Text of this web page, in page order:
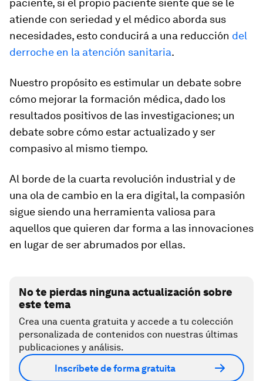
paciente, si el propio paciente siente que se le
atiende con seriedad y el médico aborda sus
necesidades, esto conducirá a una reducción del
derroche en la atención sanitaria.
Nuestro propósito es estimular un debate sobre
cómo mejorar la formación médica, dado los
resultados positivos de las investigaciones; un
debate sobre cómo estar actualizado y ser
compasivo al mismo tiempo.
Al borde de la cuarta revolución industrial y de
una ola de cambio en la era digital, la compasión
sigue siendo una herramienta valiosa para
aquellos que quieren dar forma a las innovaciones
en lugar de ser abrumados por ellas.
No te pierdas ninguna actualización sobre
este tema
Crea una cuenta gratuita y accede a tu colección
personalizada de contenidos con nuestras últimas
publicaciones y análisis.
Inscríbete de forma gratuita